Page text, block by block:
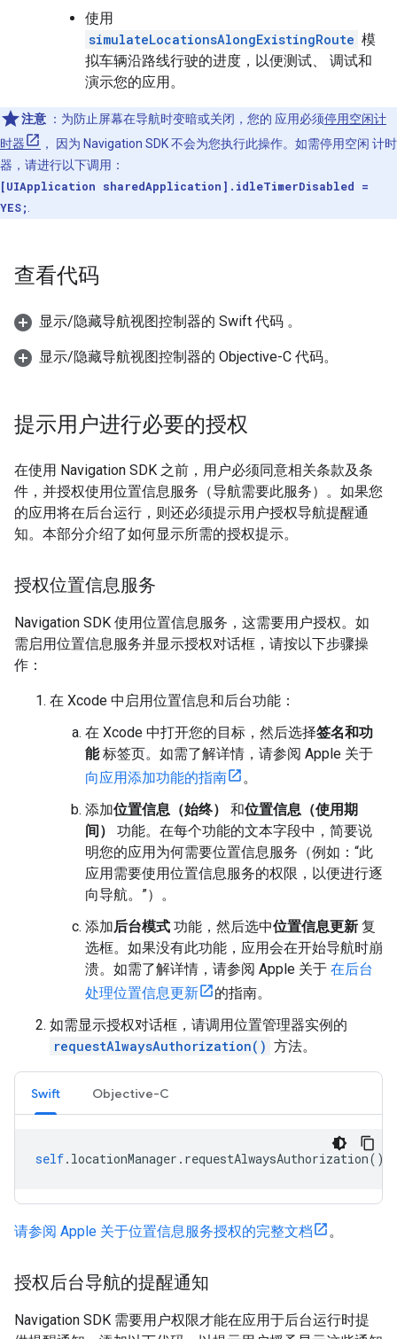
使用
simulateLocationsAlongExistingRoute 模
拟车辆沿路线行驶的进度，以便测试、 调试和
演示您的应用。
注意 ：为防止屏幕在导航时变暗或关闭，您的 应用必须停用空闲计
时器
， 因为 Navigation SDK 不会为您执行此操作。如需停用空闲 计时
器，请进行以下调用：
[UIApplication sharedApplication].idleTimerDisabled =
YES;
查看代码
显示/隐藏导航视图控制器的 Swift 代码 。
显示/隐藏导航视图控制器的 Objective-C 代码。
提示用户进行必要的授权
在使用 Navigation SDK 之前，用户必须同意相关条款及条
件，并授权使用位置信息服务（导航需要此服务）。如果您
的应用将在后台运行，则还必须提示用户授权导航提醒通
知。本部分介绍了如何显示所需的授权提示。
授权位置信息服务
Navigation SDK 使用位置信息服务，这需要用户授权。如
需启用位置信息服务并显示授权对话框，请按以下步骤操
作：
在 Xcode 中启用位置信息和后台功能：
在 Xcode 中打开您的目标，然后选择签名和功
能标签页。如需了解详情，请参阅 Apple 关于
向应用添加功能的指南
。
添加位置信息（始终） 和位置信息（使用期
间）
功能。在每个功能的文本字段中，简要说
明您的应用为何需要位置信息服务（例如：“此
应用需要使用位置信息服务的权限，以便进行逐
向导航。”）。
添加后台模式 功能，然后选中位置信息更新 复
选框。如果没有此功能，应用会在开始导航时崩
溃。如需了解详情，请参阅 Apple 关于 在后台
处理位置信息更新
的指南。
如需显示授权对话框，请调用位置管理器实例的
requestAlwaysAuthorization() 方法。
Swift Objective-C
self. locationManager . requestAlwaysAuthorization()
请参阅 Apple 关于位置信息服务授权的完整文档 。
授权后台导航的提醒通知
Navigation SDK 需要用户权限才能在应用于后台运行时提